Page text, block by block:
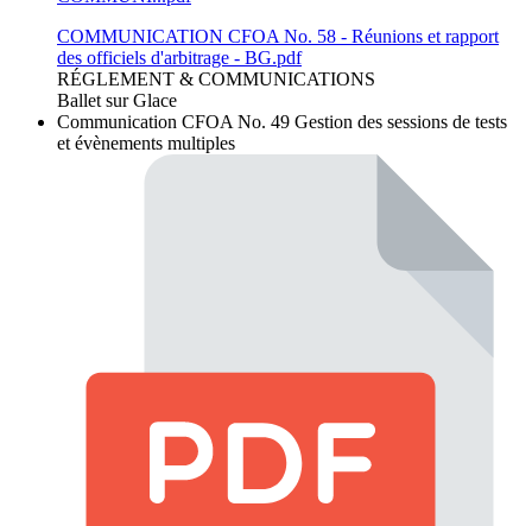
COMMUNICATION CFOA No. 58 - Réunions et rapport
des officiels d'arbitrage - BG.pdf
RÉGLEMENT & COMMUNICATIONS
Ballet sur Glace
Communication CFOA No. 49 Gestion des sessions de tests
et évènements multiples